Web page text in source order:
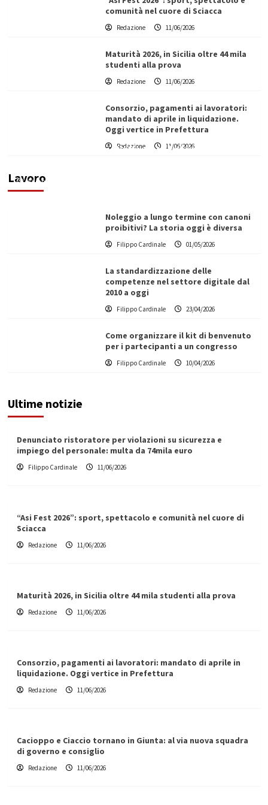
comunità nel cuore di Sciacca
Redazione 11/06/2026
Maturità 2026, in Sicilia oltre 44 mila
studenti alla prova
Redazione 11/06/2026
Consorzio, pagamenti ai lavoratori:
mandato di aprile in liquidazione.
Oggi vertice in Prefettura
Redazione 11/06/2026
Lavoro
Vino in Italia: il giro d’affari contribuisce
Filippo Cardinale
Noleggio a lungo termine con canoni
proibitivi? La storia oggi è diversa
Filippo Cardinale 01/05/2026
La standardizzazione delle
competenze nel settore digitale dal
2010 a oggi
Filippo Cardinale 23/04/2026
Come organizzare il kit di benvenuto
per i partecipanti a un congresso
Filippo Cardinale 10/04/2026
Ultime notizie
Denunciato ristoratore per violazioni su sicurezza e
impiego del personale: multa da 74mila euro
Filippo Cardinale 11/06/2026
“Asi Fest 2026”: sport, spettacolo e comunità nel cuore di
Sciacca
Redazione 11/06/2026
Maturità 2026, in Sicilia oltre 44 mila studenti alla prova
Redazione 11/06/2026
Consorzio, pagamenti ai lavoratori: mandato di aprile in
liquidazione. Oggi vertice in Prefettura
Redazione 11/06/2026
Cacioppo e Ciaccio tornano in Giunta: al via nuova squadra
di governo e consiglio
Redazione 11/06/2026